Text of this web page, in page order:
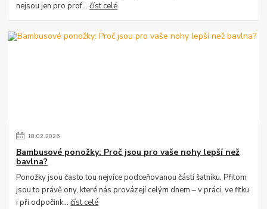
nejsou jen pro prof...číst celé
18.02.2026
Bambusové ponožky: Proč jsou pro vaše nohy lepší než
bavlna?
Ponožky jsou často tou nejvíce podceňovanou částí šatníku. Přitom
jsou to právě ony, které nás provázejí celým dnem – v práci, ve fitku
i při odpočink...číst celé